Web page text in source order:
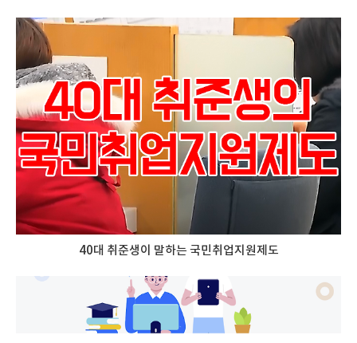
40대 취준생이 말하는 국민취업지원제도